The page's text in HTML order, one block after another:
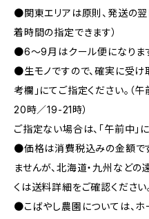
●関東エリアは原則、発送の翌
着時間の指定できます）
●6～9月はクール便になりま
●生モノですので、確実に受
考欄」にてご指定ください。
20時／19-21時）
ご指定ない場合は、「午前中」
●価格は消費税込みの金額で
ませんが、北海道・九州など
くは送料詳細をご確認ください
●こばやし農園については、